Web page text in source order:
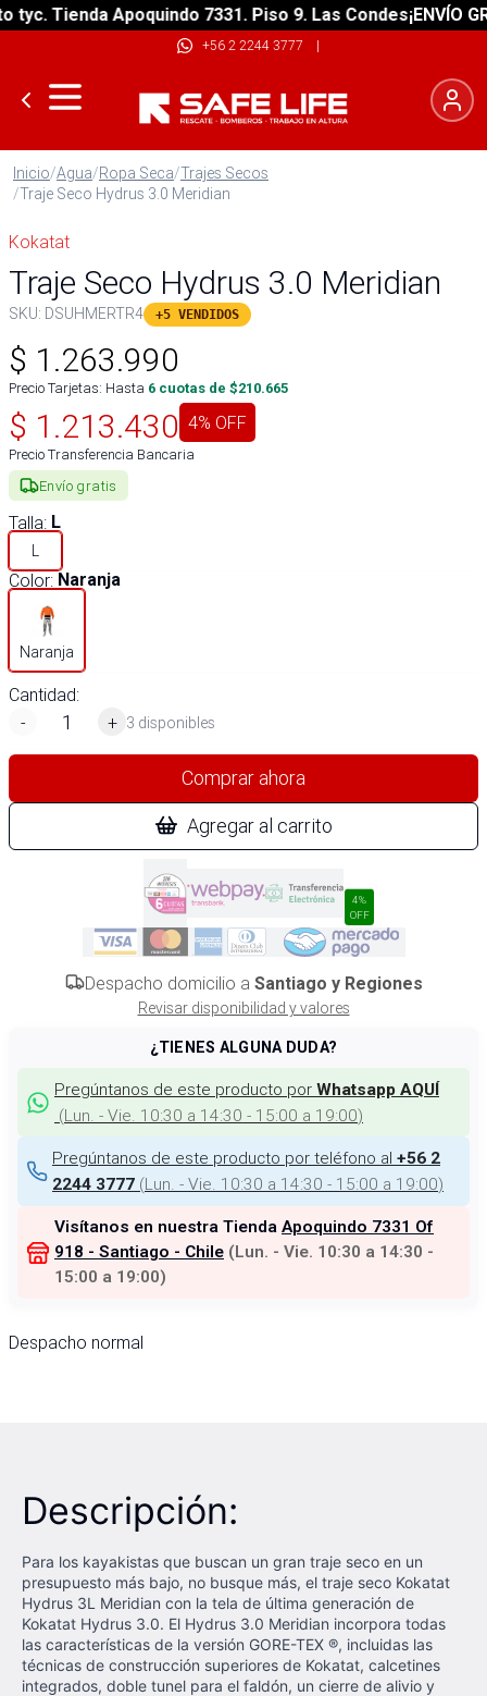
Tienda Apoquindo 7331. Piso 9. Las Condes¡ENVÍO
+56 2 2244 3777 |
Inicio/Agua/Ropa Seca/Trajes Secos
/Traje Seco Hydrus 3.0 Meridian
Kokatat
Traje Seco Hydrus 3.0 Meridian
SKU: DSUHMERTR4 +5 VENDIDOS
$ 1.263.990
Precio Tarjetas: Hasta 6 cuotas de $210.665
$ 1.213.430 4% OFF
Precio Transferencia Bancaria
Envío gratis
Talla: L
L
Color: Naranja
Naranja
Cantidad:
-
+ 3 disponibles
Comprar ahora
Agregar al carrito
4%
OFF
Despacho domicilio a Santiago y Regiones
Revisar disponibilidad y valores
¿TIENES ALGUNA DUDA?
Pregúntanos de este producto por Whatsapp AQUÍ
(Lun. - Vie. 10:30 a 14:30 - 15:00 a 19:00)
Pregúntanos de este producto por teléfono al +56 2
2244 3777 (Lun. - Vie. 10:30 a 14:30 - 15:00 a 19:00)
Visítanos en nuestra Tienda Apoquindo 7331 Of
918 - Santiago - Chile (Lun. - Vie. 10:30 a 14:30 -
15:00 a 19:00)
Despacho normal
Descripción:
Para los kayakistas que buscan un gran traje seco en un
presupuesto más bajo, no busque más, el traje seco Kokatat
Hydrus 3L Meridian con la tela de última generación de
Kokatat Hydrus 3.0. El Hydrus 3.0 Meridian incorpora todas
las características de la versión GORE-TEX ®, incluidas las
técnicas de construcción superiores de Kokatat, calcetines
integrados, doble tunel para el faldón, un cierre de alivio y